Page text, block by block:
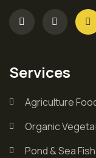
Services
Agriculture
Organic
Pond & Sea Fish